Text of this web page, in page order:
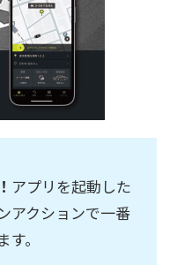
アプリを起動した
アクションで一番
。